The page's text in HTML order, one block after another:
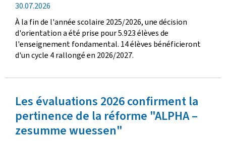
date
de
publication
30.07.2026
À la fin de l'année scolaire 2025/2026, une décision
d'orientation a été prise pour 5.923 élèves de
l'enseignement fondamental. 14 élèves bénéficieront
d'un cycle 4 rallongé en 2026/2027.
Les évaluations 2026 confirment la
pertinence de la réforme "ALPHA –
zesumme wuessen"